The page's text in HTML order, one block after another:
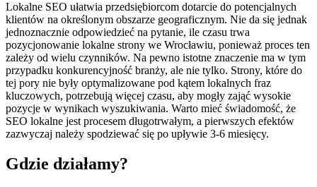
Lokalne SEO ułatwia przedsiębiorcom dotarcie do potencjalnych
klientów na określonym obszarze geograficznym. Nie da się jednak
jednoznacznie odpowiedzieć na pytanie, ile czasu trwa
pozycjonowanie lokalne strony we Wrocławiu, ponieważ proces ten
zależy od wielu czynników. Na pewno istotne znaczenie ma w tym
przypadku konkurencyjność branży, ale nie tylko. Strony, które do
tej pory nie były optymalizowane pod kątem lokalnych fraz
kluczowych, potrzebują więcej czasu, aby mogły zająć wysokie
pozycje w wynikach wyszukiwania. Warto mieć świadomość, że
SEO lokalne jest procesem długotrwałym, a pierwszych efektów
zazwyczaj należy spodziewać się po upływie 3-6 miesięcy.
Gdzie działamy?